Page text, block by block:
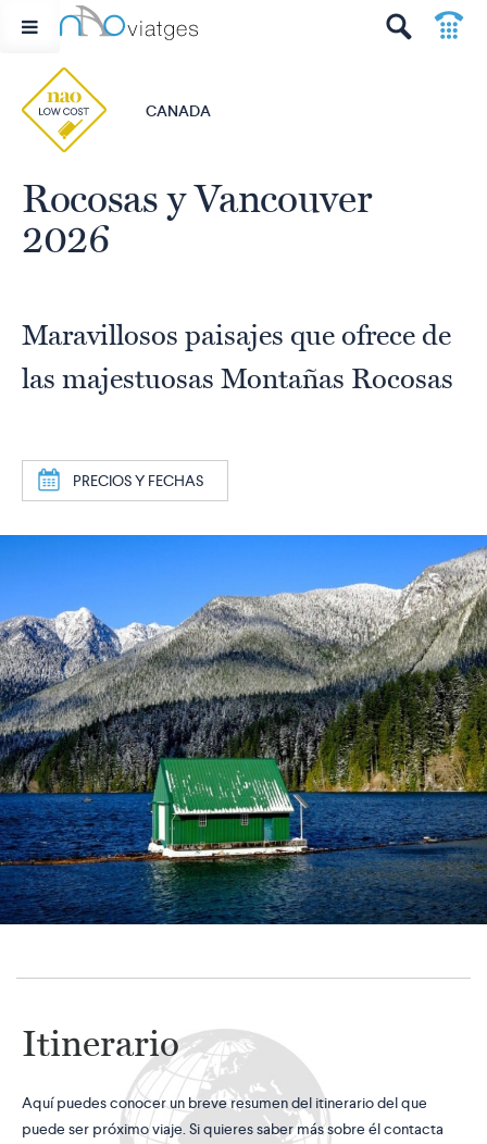
CANADA
Rocosas y Vancouver
2026
Maravillosos paisajes que ofrece de
las majestuosas Montañas Rocosas
a PRECIOS Y FECHAS
Itinerario
Aquí puedes conocer un breve resumen del itinerario del que
puede ser próximo viaje. Si quieres saber más sobre él contacta
t
p